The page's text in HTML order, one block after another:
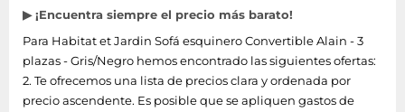
Telecomunicaciones
Televisores
▶ ¡Encuentra siempre el precio más barato!
Para Habitat et Jardin Sofá esquinero Convertible Alain - 3
plazas - Gris/Negro hemos encontrado las siguientes ofertas:
2. Te ofrecemos una lista de precios clara y ordenada por
precio ascendente. Es posible que se apliquen gastos de